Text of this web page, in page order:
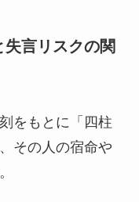
失言リスクの関
をもとに「四柱
その人の宿命や